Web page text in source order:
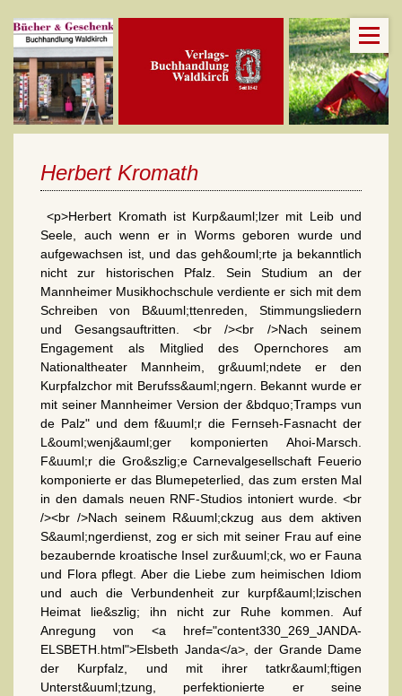
Herbert Kromath
<p>Herbert Kromath ist Kurp&auml;lzer mit Leib und
Seele, auch wenn er in Worms geboren wurde und
aufgewachsen ist, und das geh&ouml;rte ja bekanntlich
nicht zur historischen Pfalz. Sein Studium an der
Mannheimer Musikhochschule verdiente er sich mit dem
Schreiben von B&uuml;ttenreden, Stimmungsliedern
und Gesangsauftritten. <br /><br />Nach seinem
Engagement als Mitglied des Opernchores am
Nationaltheater Mannheim, gr&uuml;ndete er den
Kurpfalzchor mit Berufss&auml;ngern. Bekannt wurde er
mit seiner Mannheimer Version der &bdquo;Tramps vun
de Palz" und dem f&uuml;r die Fernseh-Fasnacht der
L&ouml;wenj&auml;ger komponierten Ahoi-Marsch.
F&uuml;r die Gro&szlig;e Carnevalgesellschaft Feuerio
komponierte er das Blumepeterlied, das zum ersten Mal
in den damals neuen RNF-Studios intoniert wurde. <br
/><br />Nach seinem R&uuml;ckzug aus dem aktiven
S&auml;ngerdienst, zog er sich mit seiner Frau auf eine
bezaubernde kroatische Insel zur&uuml;ck, wo er Fauna
und Flora pflegt. Aber die Liebe zum heimischen Idiom
und auch die Verbundenheit zur kurpf&auml;lzischen
Heimat lie&szlig; ihn nicht zur Ruhe kommen. Auf
Anregung von <a href="content330_269_JANDA-
ELSBETH.html">Elsbeth Janda</a>, der Grande Dame
der Kurpfalz, und mit ihrer tatkr&auml;ftigen
Unterst&uuml;tzung, perfektionierte er seine